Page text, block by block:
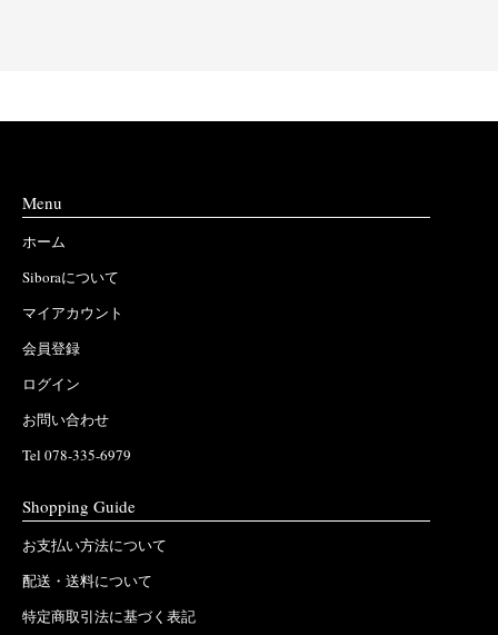
Menu
ホーム
Siboraについて
マイアカウント
会員登録
ログイン
お問い合わせ
Tel 078-335-6979
Shopping Guide
お支払い方法について
配送・送料について
特定商取引法に基づく表記